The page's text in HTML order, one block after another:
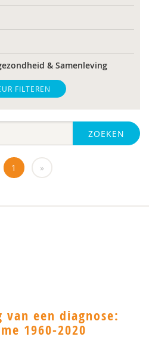
& Samenleving
FILTEREN
ZOEKEN
1 »
een diagnose:
1960-2020